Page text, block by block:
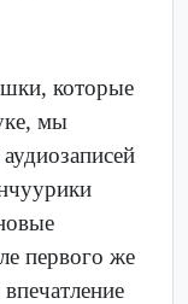
которые
мы
первого же